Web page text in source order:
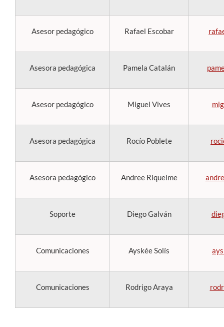
Asesor pedagógico Rafael Escobar
Asesora pedagógica Pamela Catalán
Asesor pedagógico Miguel Vives
Asesora pedagógica Rocío Poblete
Asesora pedagógico Andree Riquelme
Soporte Diego Galván
Comunicaciones Ayskée Solís
Comunicaciones Rodrigo Araya